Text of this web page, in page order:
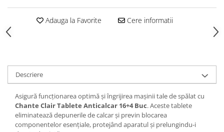
Hrana Umeda
Hrana Uscata
Accesorii Ingrijire Copii
Dus si Baie
Accesorii Baie
Gel de Dus pentru Copii
Pudra de Talc
Adauga la Favorite Cere informatii
Descriere
Asigură funcționarea optimă și îngrijirea mașinii tale de spălat cu
Chante Clair Tablete Anticalcar 16+4 Buc. Aceste tablete
eliminatează depunerile de calcar și previn blocarea
componentelor esențiale, protejând aparatul și prelungindu-i